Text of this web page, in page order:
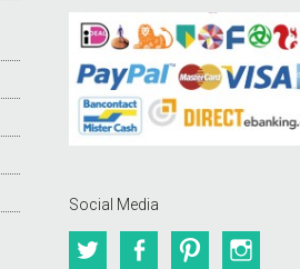
Social Media
TwitterFacebookPinterest